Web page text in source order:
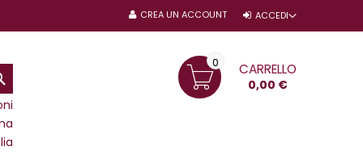
ACCEDI
CREA UN ACCOUNT
CARRELLO
0,00 €
0